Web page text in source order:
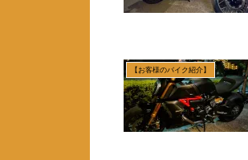
【お客様のバイク紹介】